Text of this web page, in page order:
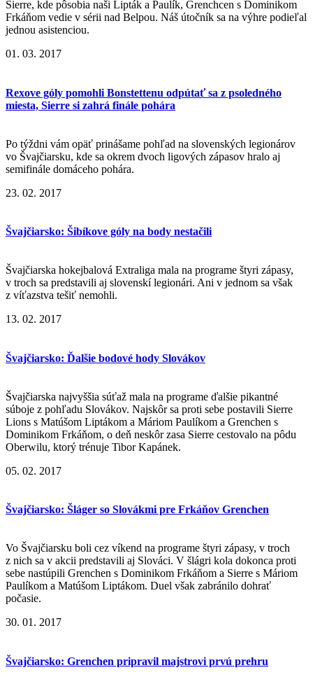
Sierre, kde pôsobia naši Lipták a Paulík, Grenchcen s Dominikom
Frkáňom vedie v sérii nad Belpou. Náš útočník sa na výhre podieľal
jednou asistenciou.
01. 03. 2017
Rexove góly pomohli Bonstettenu odpútať sa z psoledného
miesta, Sierre si zahrá finále pohára
Po týždni vám opäť prinášame pohľad na slovenských legionárov
vo Švajčiarsku, kde sa okrem dvoch ligových zápasov hralo aj
semifinále domáceho pohára.
23. 02. 2017
Švajčiarsko: Šibíkove góly na body nestačili
Švajčiarska hokejbalová Extraliga mala na programe štyri zápasy,
v troch sa predstavili aj slovenskí legionári. Ani v jednom sa však
z víťazstva tešiť nemohli.
13. 02. 2017
Švajčiarsko: Ďalšie bodové hody Slovákov
Švajčiarska najvyššia súťaž mala na programe ďalšie pikantné
súboje z pohľadu Slovákov. Najskôr sa proti sebe postavili Sierre
Lions s Matúšom Liptákom a Máriom Paulíkom a Grenchen s
Dominikom Frkáňom, o deň neskôr zasa Sierre cestovalo na pôdu
Oberwilu, ktorý trénuje Tibor Kapánek.
05. 02. 2017
Švajčiarsko: Šláger so Slovákmi pre Frkáňov Grenchen
Vo Švajčiarsku boli cez víkend na programe štyri zápasy, v troch
z nich sa v akcii predstavili aj Slováci. V šlágri kola dokonca proti
sebe nastúpili Grenchen s Dominikom Frkáňom a Sierre s Máriom
Paulíkom a Matúšom Liptákom. Duel však zabránilo dohrať
počasie.
30. 01. 2017
Švajčiarsko: Grenchen pripravil majstrovi prvú prehru